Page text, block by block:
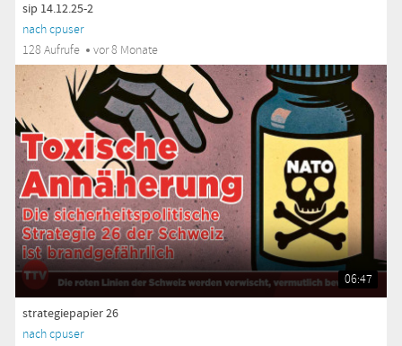
sip 14.12.25-2
nach cpuser
128 Aufrufe
vor 8 Monate
06:47
strategiepapier 26
nach cpuser